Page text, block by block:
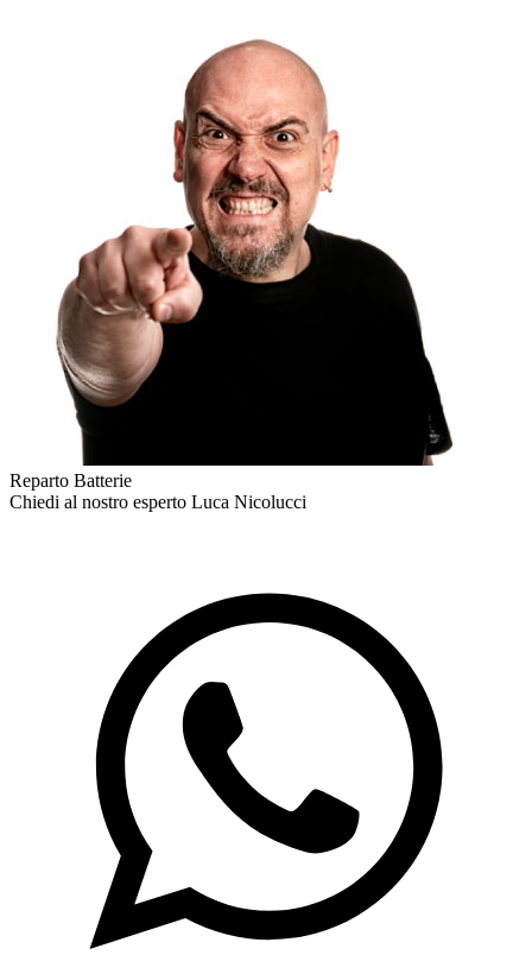
Reparto Batterie
Chiedi al nostro esperto Luca Nicolucci